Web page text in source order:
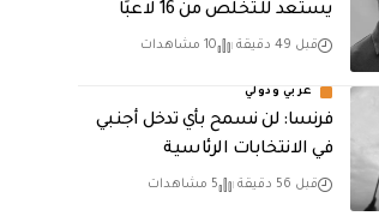
يستعد للتخلص من 16 لاعبًا
قبل 49 دقيقة 10 مشاهدات
عربي ودولي
فرنسا: لن نسمح بأي تدخل أجنبي
في الانتخابات الرئاسية
قبل 56 دقيقة 5 مشاهدات